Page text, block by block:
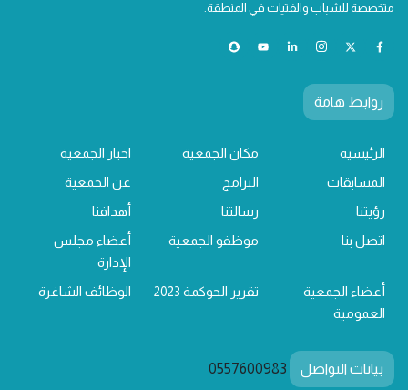
متخصصة للشباب والفتيات في المنطقة.
روابط هامة
الرئيسيه مكان الجمعية
اخبار الجمعية
المسابقات
البرامج
عن الجمعية
رؤيتنا
رسالتنا
أهدافنا
اتصل بنا
موظفو الجمعية
أعضاء مجلس
الإدارة
أعضاء الجمعية
العمومية
تقرير الحوكمة 2023 الوظائف الشاغرة
بيانات التواصل 0557600983